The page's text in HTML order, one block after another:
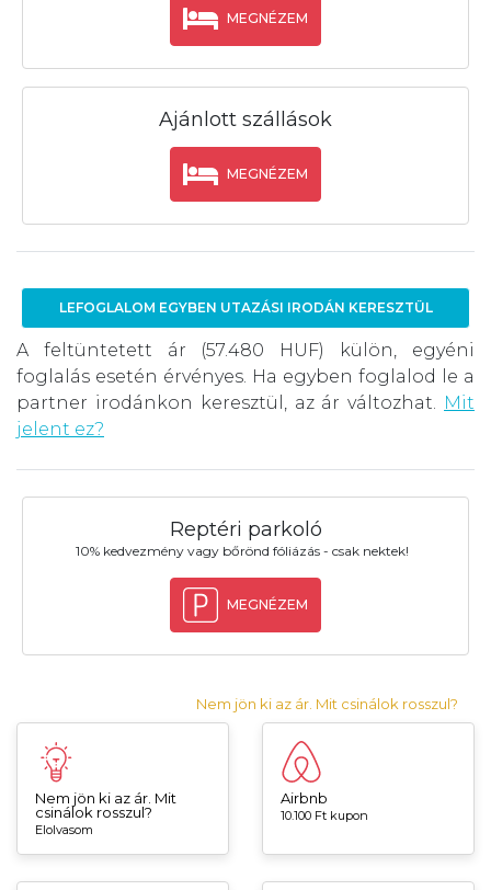
MEGNÉZEM
Ajánlott szállások
MEGNÉZEM
LEFOGLALOM EGYBEN UTAZÁSI IRODÁN KERESZTÜL
A feltüntetett ár (57.480 HUF) külön, egyéni
foglalás esetén érvényes. Ha egyben foglalod le a
partner irodánkon keresztül, az ár változhat. Mit
jelent ez?
Reptéri parkoló
10% kedvezmény vagy bőrönd fóliázás - csak nektek!
MEGNÉZEM
Nem jön ki az ár. Mit csinálok rosszul?
Nem jön ki az ár. Mit
csinálok rosszul?
Elolvasom
Airbnb
10.100 Ft kupon